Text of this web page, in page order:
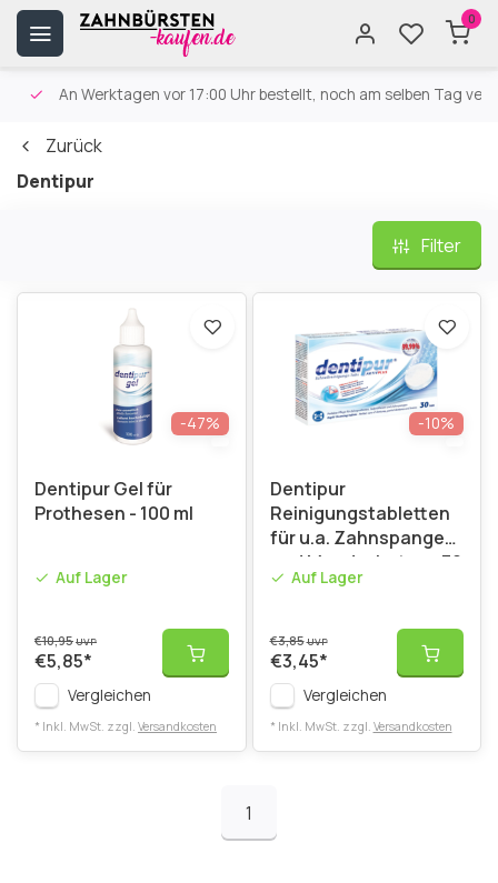
0
An Werktagen vor 17:00 Uhr bestellt, noch am selben Tag
Zurück
Dentipur
Filter
-47%
Dentipur Gel für
Prothesen - 100 ml
Auf Lager
€10,95UVP
€5,85*
Vergleichen
* Inkl. MwSt. zzgl. Versandkosten
-10%
Dentipur
Reinigungstabletten
für u.a. Zahnspangen
und Mundschutze - 30
StückAuf Lager
€3,85UVP
€3,45*
Vergleichen
* Inkl. MwSt. zzgl. Versandkosten
1